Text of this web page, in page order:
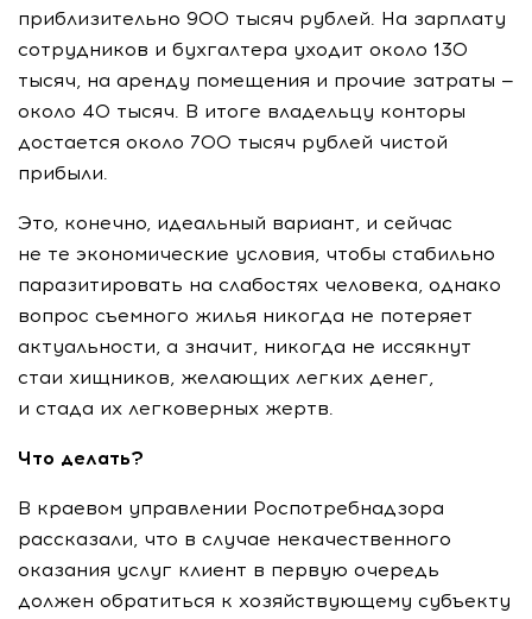
приблизительно 900 тысяч рублей. На зарплату
сотрудников и бухгалтера уходит около 130
тысяч, на аренду помещения и прочие затраты —
около 40 тысяч. В итоге владельцу конторы
достается около 700 тысяч рублей чистой
прибыли.
Это, конечно, идеальный вариант, и сейчас
не те экономические условия, чтобы стабильно
паразитировать на слабостях человека, однако
вопрос съемного жилья никогда не потеряет
актуальности, а значит, никогда не иссякнут
стаи хищников, желающих легких денег,
и стада их легковерных жертв.
Что делать?
В краевом управлении Роспотребнадзора
рассказали, что в случае некачественного
оказания услуг клиент в первую очередь
должен обратиться к хозяйствующему субъекту